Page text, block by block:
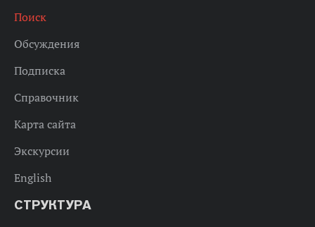
Поиск
Обсуждения
Подписка
Справочник
Карта сайта
Экскурсии
English
СТРУКТУРА